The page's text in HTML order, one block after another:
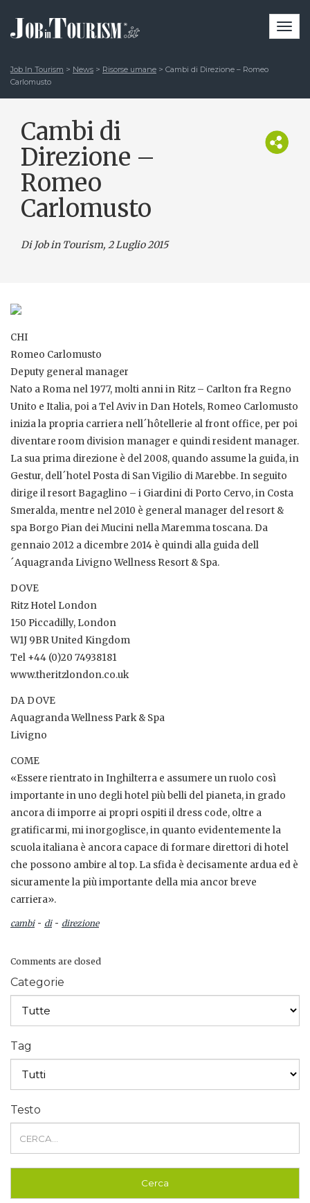
Job In Tourism > News > Risorse umane > Cambi di Direzione – Romeo
Carlomusto
Cambi di
Direzione –
Romeo
Carlomusto
Di Job in Tourism, 2 Luglio 2015
CHI
Romeo Carlomusto
Deputy general manager
Nato a Roma nel 1977, molti anni in Ritz – Carlton fra Regno
Unito e Italia, poi a Tel Aviv in Dan Hotels, Romeo Carlomusto
inizia la propria carriera nell´hôtellerie al front office, per poi
diventare room division manager e quindi resident manager.
La sua prima direzione è del 2008, quando assume la guida, in
Gestur, dell´hotel Posta di San Vigilio di Marebbe. In seguito
dirige il resort Bagaglino – i Giardini di Porto Cervo, in Costa
Smeralda, mentre nel 2010 è general manager del resort &
spa Borgo Pian dei Mucini nella Maremma toscana. Da
gennaio 2012 a dicembre 2014 è quindi alla guida dell
´Aquagranda Livigno Wellness Resort & Spa.
DOVE
Ritz Hotel London
150 Piccadilly, London
W1J 9BR United Kingdom
Tel +44 (0)20 74938181
www.theritzlondon.co.uk
DA DOVE
Aquagranda Wellness Park & Spa
Livigno
COME
«Essere rientrato in Inghilterra e assumere un ruolo così
importante in uno degli hotel più belli del pianeta, in grado
ancora di imporre ai propri ospiti il dress code, oltre a
gratificarmi, mi inorgoglisce, in quanto evidentemente la
scuola italiana è ancora capace di formare direttori di hotel
che possono ambire al top. La sfida è decisamente ardua ed è
sicuramente la più importante della mia ancor breve
carriera».
cambi- di- direzione
Comments are closed
Categorie
Tag
Testo